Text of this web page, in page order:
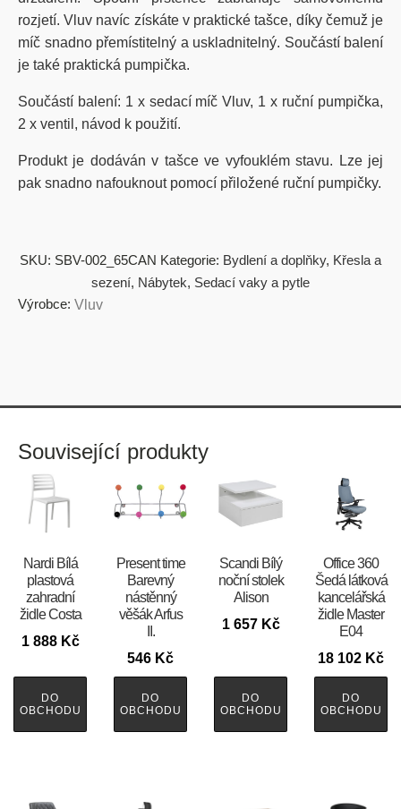
rozjetí. Vluv navíc získáte v praktické tašce, díky čemuž je
míč snadno přemístitelný a uskladnitelný. Součástí balení
je také praktická pumpička.
Součástí balení: 1 x sedací míč Vluv, 1 x ruční pumpička,
2 x ventil, návod k použití.
Produkt je dodáván v tašce ve vyfouklém stavu. Lze jej
pak snadno nafouknout pomocí přiložené ruční pumpičky.
SKU: SBV-002_65CAN Kategorie: Bydlení a doplňky, Křesla a
sezení, Nábytek, Sedací vaky a pytle
Výrobce: Vluv
Související produkty
Nardi Bílá
plastová
zahradní
židle Costa
1 888 Kč
DO
OBCHODU
Present time
Barevný
nástěnný
věšák Arfus
II.
546 Kč
DO
OBCHODU
Scandi Bílý
noční stolek
Alison
1 657 Kč
DO
OBCHODU
Office 360
Šedá látková
kancelářská
židle Master
E04
18 102 Kč
DO
OBCHODU